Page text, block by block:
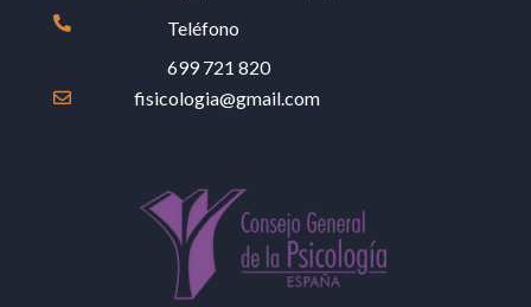

Teléfono
699 721 820
 fisicologia@gmail.com